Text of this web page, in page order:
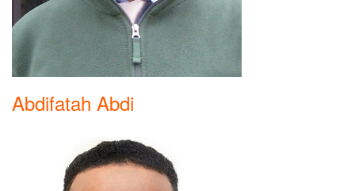
Abdifatah Abdi